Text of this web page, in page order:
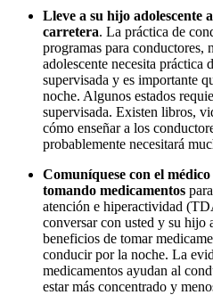
Lleve a su hijo adolescente
carretera. La práctica de
programas para conductores,
adolescente necesita práctica
supervisada y es importante
noche. Algunos estados
supervisada. Existen libros,
cómo enseñar a los
probablemente necesitará
Comuníquese con el
tomando medicamentos
atención e hiperactividad
conversar con usted y su hijo
beneficios de tomar
conducir por la noche. La
medicamentos ayudan al
estar más concentrado y